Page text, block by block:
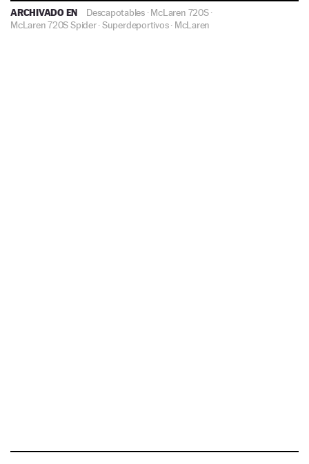
ARCHIVADO EN Descapotables ·McLaren 720S·
McLaren 720S Spider·Superdeportivos· McLaren